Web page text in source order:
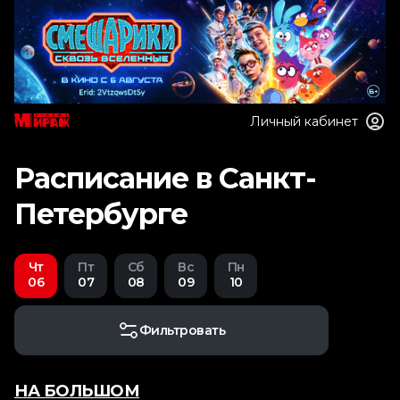
Личный кабинет
Расписание в Санкт-
Петербурге
Чт
06
Пт
07
Сб
08
Вс
09
Пн
10
Фильтровать
НА БОЛЬШОМ